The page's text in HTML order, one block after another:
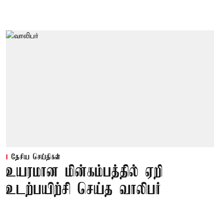
தேசிய செய்திகள்
உயரமான மின்கம்பத்தில் ஏறி
உடற்பயிற்சி செய்த வாலிபர்